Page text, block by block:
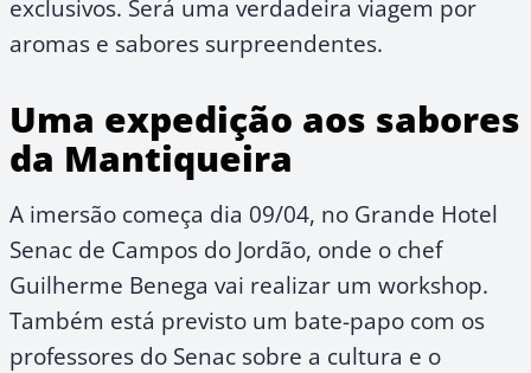
exclusivos. Será uma verdadeira viagem por
aromas e sabores surpreendentes.
Uma expedição aos sabores
da Mantiqueira
A imersão começa dia 09/04, no Grande Hotel
Senac de Campos do Jordão, onde o chef
Guilherme Benega vai realizar um workshop.
Também está previsto um bate-papo com os
professores do Senac sobre a cultura e o